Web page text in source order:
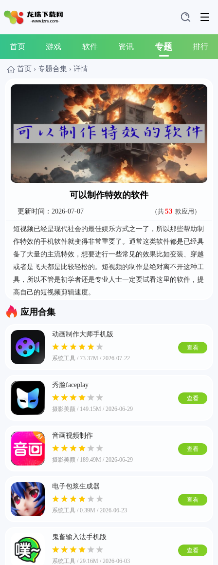
首页 游戏 软件 资讯 专题 排行
首页 › 专题合集 › 详情
可以制作特效的软件
更新时间：2026-07-07 （共53 款应用）
短视频已经是现代社会的最佳娱乐方式之一了，所以那些帮助制
作特效的手机软件就变得非常重要了。通常这类软件都是已经具
备了大量的主流特效，想要进行一些常见的效果比如变装、穿越
或者是飞天都是比较轻松的。短视频的制作是绝对离不开这种工
具，所以不管是初学者还是专业人士一定要试看这里的软件，提
高自己的短视频剪辑速度。
应用合集
动画制作大师手机版
系统工具 / 73.37M / 2026-07-22
查看
秀脸faceplay
摄影美颜 / 149.15M / 2026-06-29
查看
音画视频制作
摄影美颜 / 189.49M / 2026-06-29
查看
电子包浆生成器
系统工具 / 0.39M / 2026-06-23
查看
鬼畜输入法手机版
系统工具 / 29.16M / 2026-06-03
查看